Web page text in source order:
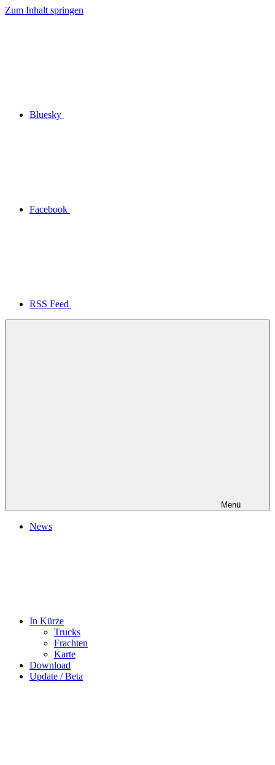
Zum Inhalt springen
Bluesky
Facebook
RSS Feed
Menü
News
In Kürze
Trucks
Frachten
Karte
Download
Update / Beta